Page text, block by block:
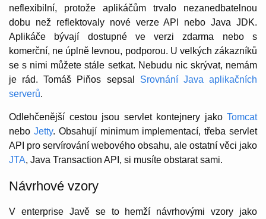
neflexibilní, protože aplikáčům trvalo nezanedbatelnou
dobu než reflektovaly nové verze API nebo Java JDK.
Aplikáče bývají dostupné ve verzi zdarma nebo s
komerční, ne úplně levnou, podporou. U velkých zákazníků
se s nimi můžete stále setkat. Nebudu nic skrývat, nemám
je rád. Tomáš Piňos sepsal Srovnání Java aplikačních
serverů.
Odlehčenější cestou jsou servlet kontejnery jako Tomcat
nebo Jetty. Obsahují minimum implementací, třeba servlet
API pro servírování webového obsahu, ale ostatní věci jako
JTA, Java Transaction API, si musíte obstarat sami.
Návrhové vzory
V enterprise Javě se to hemží návrhovými vzory jako